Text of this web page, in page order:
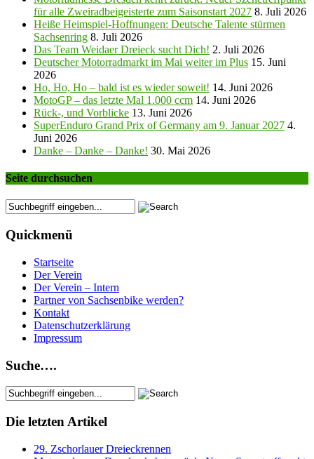
für alle Zweiradbeigeisterte zum Saisonstart 2027 8. Juli 2026
Heiße Heimspiel-Hoffnungen: Deutsche Talente stürmen
Sachsenring 8. Juli 2026
Das Team Weidaer Dreieck sucht Dich! 2. Juli 2026
Deutscher Motorradmarkt im Mai weiter im Plus 15. Juni
2026
Ho, Ho, Ho – bald ist es wieder soweit! 14. Juni 2026
MotoGP – das letzte Mal 1.000 ccm 14. Juni 2026
Rück-, und Vorblicke 13. Juni 2026
SuperEnduro Grand Prix of Germany am 9. Januar 2027 4.
Juni 2026
Danke – Danke – Danke! 30. Mai 2026
Seite durchsuchen
Quickmenü
Startseite
Der Verein
Der Verein – Intern
Partner von Sachsenbike werden?
Kontakt
Datenschutzerklärung
Impressum
Suche….
Die letzten Artikel
29. Zschorlauer Dreieckrennen